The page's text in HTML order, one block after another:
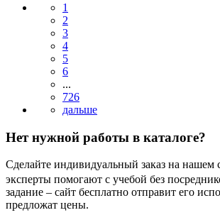
1
2
3
4
5
6
...
726
Нет нужной работы в каталоге?
Сделайте индивидуальный заказ на нашем
эксперты помогают с учебой без
задание – сайт бесплатно отправит его
предложат цены.